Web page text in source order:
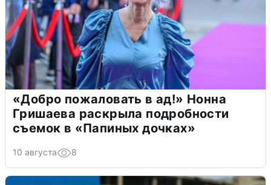
«Добро пожаловать в ад!» Нонна
Гришаева раскрыла подробности
съемок в «Папиных дочках»
10 августа 8